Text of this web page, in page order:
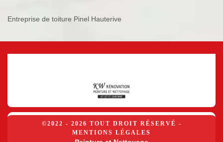
Entreprise de toiture Pinel Hauterive
©2022 - 2026 TOUT DROIT RÉSERVÉ -
MENTIONS LÉGALES